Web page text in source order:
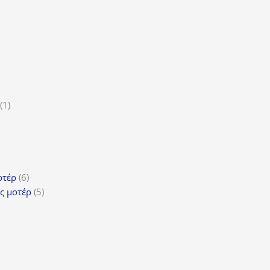
11
66
προϊόντα
μοτέρ 55